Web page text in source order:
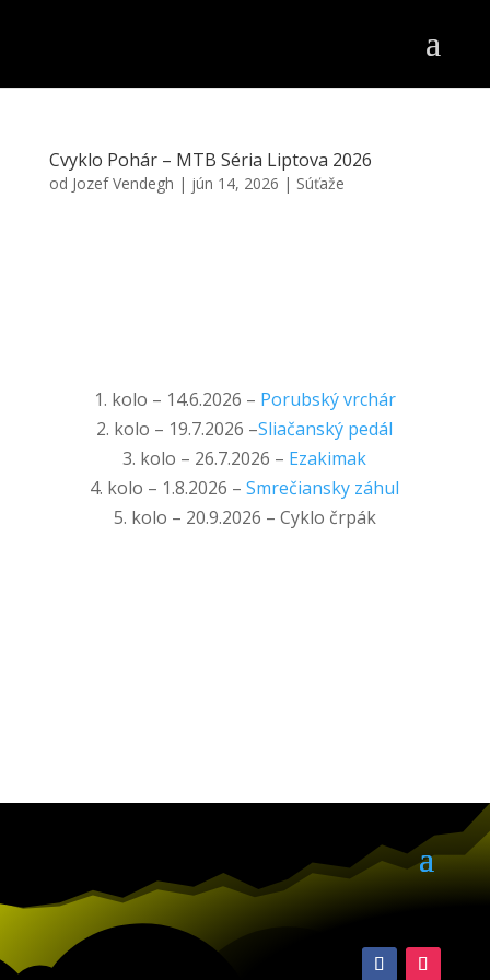
Cvyklo Pohár – MTB Séria Liptova 2026
od Jozef Vendegh | jún 14, 2026 | Súťaže
1. kolo – 14.6.2026 – Porubský vrchár
2. kolo – 19.7.2026 –Sliačanský pedál
3. kolo – 26.7.2026 – Ezakimak
4. kolo – 1.8.2026 –Smrečiansky záhul
5. kolo – 20.9.2026 – Cyklo črpák